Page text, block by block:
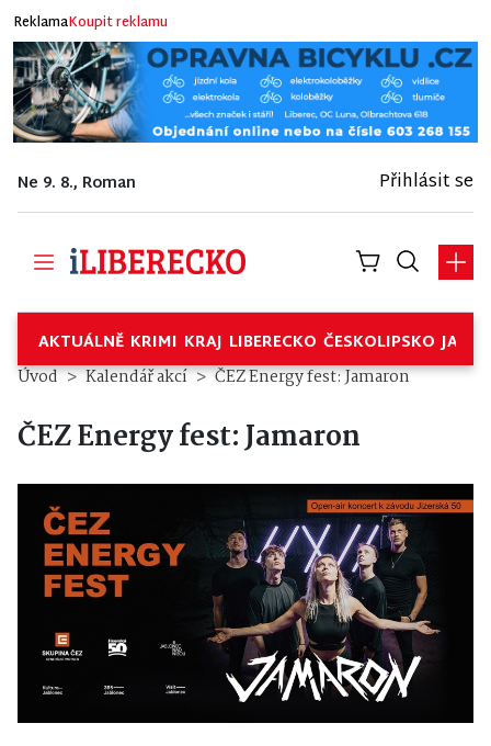
ReklamaKoupit reklamu
Ne 9. 8., Roman Přihlásit se
AKTUÁLNĚ KRIMI KRAJ LIBERECKO ČESKOLIPSKO
Úvod Kalendář akcí ČEZ Energy fest: Jamaron
ČEZ Energy fest: Jamaron